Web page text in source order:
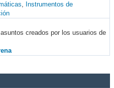
Instrumentos de
creados por los usuarios de